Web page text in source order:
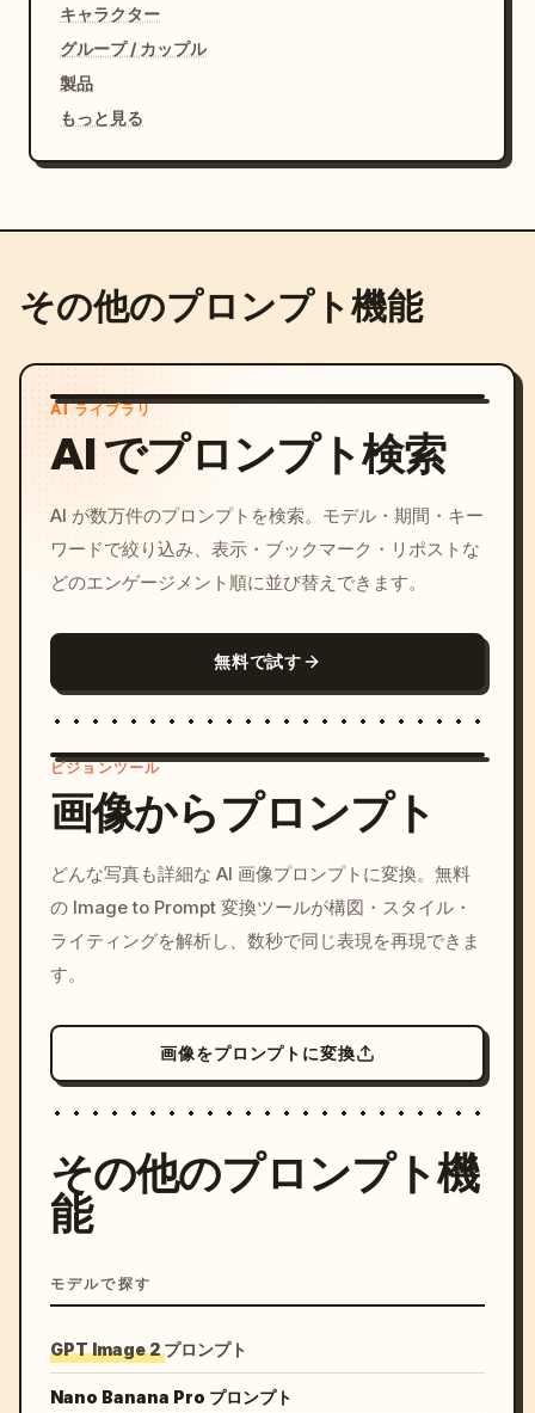
キャラクター
グループ / カップル
製品
もっと見る
その他のプロンプト機能
AI ライブラリ
AI でプロンプト検索
AI が数万件のプロンプトを検索。モデル・期間・キー
ワードで絞り込み、表示・ブックマーク・リポストな
どのエンゲージメント順に並び替えできます。
無料で試す
c, cyberpunk sunset, neon
colors, 8k --v 6.0
ビジョンツール
画像からプロンプト
どんな写真も詳細な AI 画像プロンプトに変換。無料
の Image to Prompt 変換ツールが構図・スタイル・
ライティングを解析し、数秒で同じ表現を再現できま
す。
画像をプロンプトに変換
その他のプロンプト機
能
モデルで探す
GPT Image 2 プロンプト
Nano Banana Pro プロンプト